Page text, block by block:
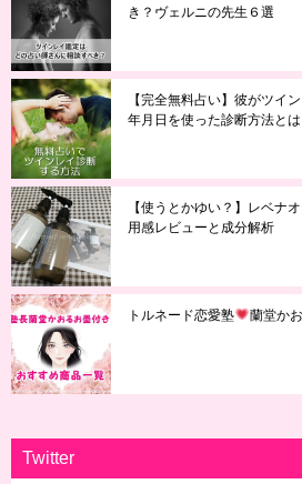
き？ヴェルニの先生６選
【完全無料占い】彼がツイ
年月日を使った診断方法とは
【使うとかゆい？】レベナ
用感レビューと成分解析
トルネード恋愛塾 蘭堂か
Twitter